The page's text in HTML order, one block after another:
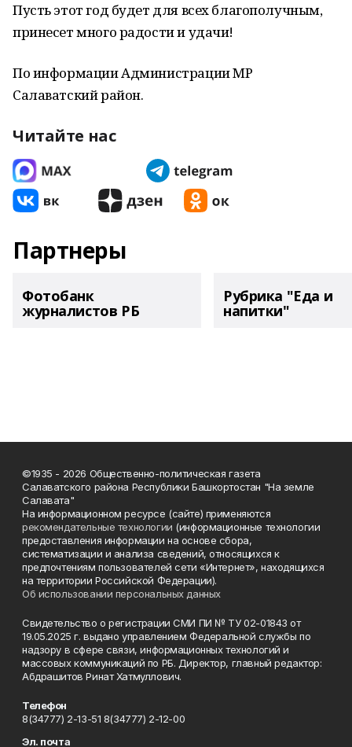
Пусть этот год будет для всех благополучным,
принесет много радости и удачи!
По информации Администрации МР
Салаватский район.
Читайте нас
Партнеры
Фотобанк
журналистов РБ
Рубрика "Еда и
напитки"
©1935 - 2026 Общественно-политическая газета
Салаватского района Республики Башкортостан "На земле
Салавата"
На информационном ресурсе (сайте) применяются
рекомендательные технологии (информационные технологии
предоставления информации на основе сбора,
систематизации и анализа сведений, относящихся к
предпочтениям пользователей сети «Интернет», находящихся
на территории Российской Федерации).
Об использовании персональных данных
Свидетельство о регистрации СМИ ПИ № ТУ 02-01843 от
19.05.2025 г. выдано управлением Федеральной службы по
надзору в сфере связи, информационных технологий и
массовых коммуникаций по РБ. Директор, главный редактор:
Абдрашитов Ринат Хатмуллович.
Телефон
8(34777) 2-13-51 8(34777) 2-12-00
Эл. почта